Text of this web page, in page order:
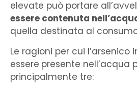
elevate può portare
essere contenuta
quella destinata al
Le ragioni per cui l’arsenico
essere presente nell’acqua
principalmente tre: